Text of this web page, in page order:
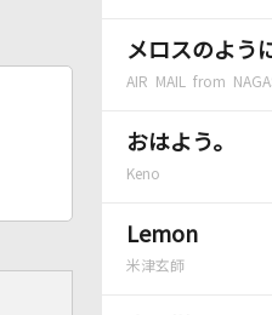
メロスのよう
AIR MAIL from
おはよう。
Keno
Lemon
米津玄師